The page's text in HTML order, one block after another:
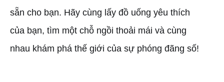
sẵn cho bạn. Hãy cùng lấy đồ uống yêu thích
của bạn, tìm một chỗ ngồi thoải mái và cùng
nhau khám phá thế giới của sự phóng đãng số!